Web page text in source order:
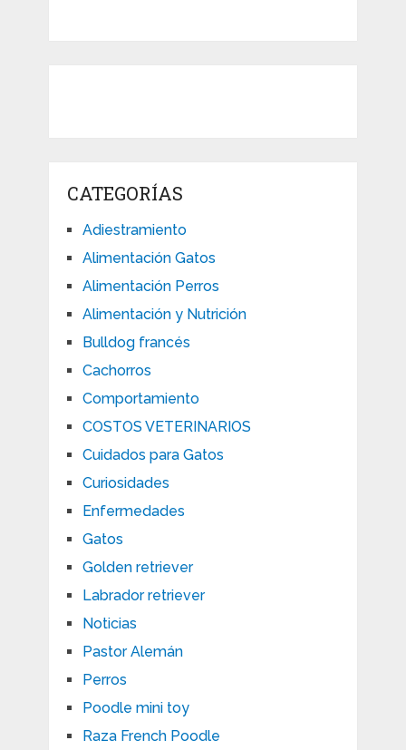
CATEGORÍAS
Adiestramiento
Alimentación Gatos
Alimentación Perros
Alimentación y Nutrición
Bulldog francés
Cachorros
Comportamiento
COSTOS VETERINARIOS
Cuidados para Gatos
Curiosidades
Enfermedades
Gatos
Golden retriever
Labrador retriever
Noticias
Pastor Alemán
Perros
Poodle mini toy
Raza French Poodle